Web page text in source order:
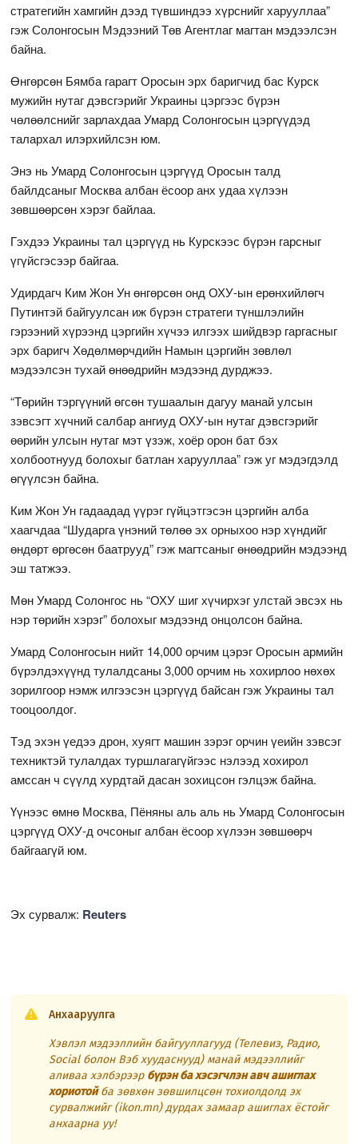
стратегийн хамгийн дээд түвшиндээ хүрснийг харууллаа”
гэж Солонгосын Мэдээний Төв Агентлаг магтан мэдээлсэн
байна.
Өнгөрсөн Бямба гарагт Оросын эрх баригчид бас Курск
мужийн нутаг дэвсгэрийг Украины цэргээс бүрэн
чөлөөлснийг зарлахдаа Умард Солонгосын цэргүүдэд
талархал илэрхийлсэн юм.
Энэ нь Умард Солонгосын цэргүүд Оросын талд
байлдсаныг Москва албан ёсоор анх удаа хүлээн
зөвшөөрсөн хэрэг байлаа.
Гэхдээ Украины тал цэргүүд нь Курскээс бүрэн гарсныг
үгүйсгэсээр байгаа.
Удирдагч Ким Жон Ун өнгөрсөн онд ОХУ-ын ерөнхийлөгч
Путинтэй байгуулсан иж бүрэн стратеги түншлэлийн
гэрээний хүрээнд цэргийн хүчээ илгээх шийдвэр гаргасныг
эрх баригч Хөдөлмөрчдийн Намын цэргийн зөвлөл
мэдээлсэн тухай өнөөдрийн мэдээнд дурджээ.
“Төрийн тэргүүний өгсөн тушаалын дагуу манай улсын
зэвсэгт хүчний салбар ангиуд ОХУ-ын нутаг дэвсгэрийг
өөрийн улсын нутаг мэт үзэж, хоёр орон бат бэх
холбоотнууд болохыг батлан харууллаа” гэж уг мэдэгдэлд
өгүүлсэн байна.
Ким Жон Ун гадаадад үүрэг гүйцэтгэсэн цэргийн алба
хаагчдаа “Шударга үнэний төлөө эх орныхоо нэр хүндийг
өндөрт өргөсөн баатрууд” гэж магтсаныг өнөөдрийн мэдээнд
эш татжээ.
Мөн Умард Солонгос нь “ОХУ шиг хүчирхэг улстай эвсэх нь
нэр төрийн хэрэг” болохыг мэдээнд онцолсон байна.
Умард Солонгосын нийт 14,000 орчим цэрэг Оросын армийн
бүрэлдэхүүнд тулалдсаны 3,000 орчим нь хохирлоо нөхөх
зорилгоор нэмж илгээсэн цэргүүд байсан гэж Украины тал
тооцоолдог.
Тэд эхэн үедээ дрон, хуягт машин зэрэг орчин үеийн зэвсэг
техниктэй тулалдах туршлагагүйгээс нэлээд хохирол
амссан ч сүүлд хурдтай дасан зохицсон гэлцэж байна.
Үүнээс өмнө Москва, Пёняны аль аль нь Умард Солонгосын
цэргүүд ОХУ-д очсоныг албан ёсоор хүлээн зөвшөөрч
байгаагүй юм.
Эх сурвалж: Reuters
Анхааруулга
Хэвлэл мэдээллийн байгууллагууд (Телевиз, Радио,
Social болон Вэб хуудаснууд) манай мэдээллийг
аливаа хэлбэрээр бүрэн ба хэсэгчлэн авч ашиглах
хориотойба зөвхөн зөвшилцсөн тохиолдолд эх
сурвалжийг (ikon.mn) дурдах замаар ашиглах ёстойг
анхаарна уу!